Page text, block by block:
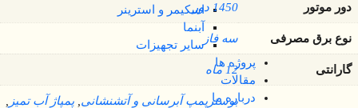
اسکیمر و استرینر
آبنما
سایر تجهیزات
پروژه ها
مقالات
درباره ما
دور موتور 1450 دور
نوع برق مصرفی سه فاز
گارانتی 12 ماه
بوسترپمپ آبرسانی و آتشنشانی پمپاژ آب تمیز